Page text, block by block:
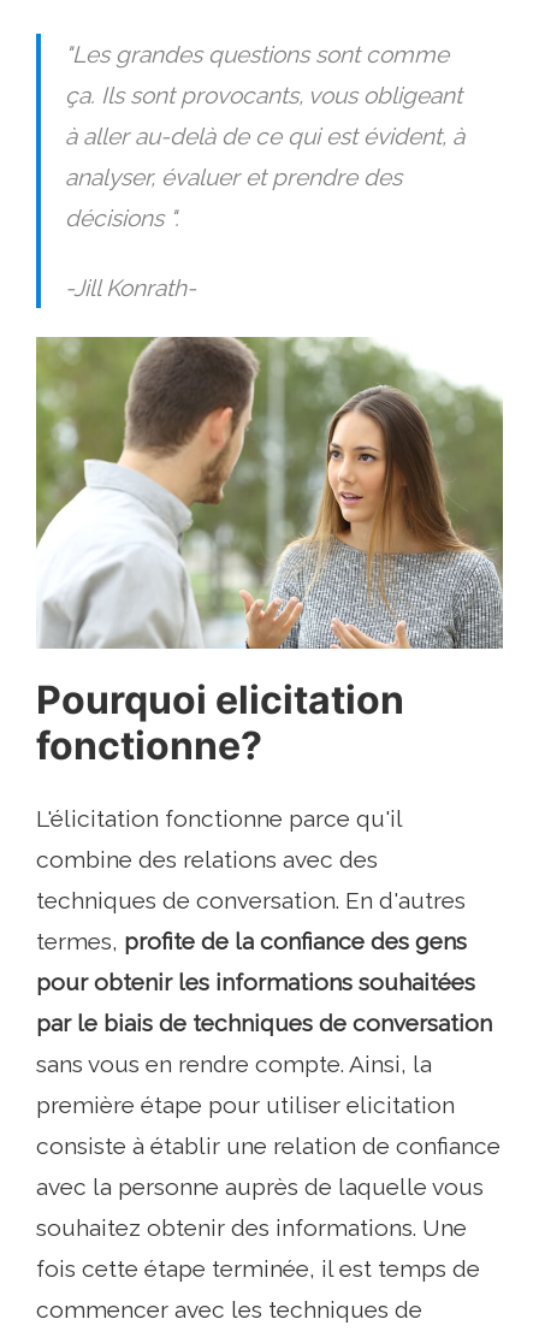
"Les grandes questions sont comme
ça. Ils sont provocants, vous obligeant
à aller au-delà de ce qui est évident, à
analyser, évaluer et prendre des
décisions ".
-Jill Konrath-
Pourquoi elicitation
fonctionne?
L'élicitation fonctionne parce qu'il
combine des relations avec des
techniques de conversation. En d'autres
termes, profite de la confiance des gens
pour obtenir les informations souhaitées
par le biais de techniques de conversation
sans vous en rendre compte. Ainsi, la
première étape pour utiliser elicitation
consiste à établir une relation de confiance
avec la personne auprès de laquelle vous
souhaitez obtenir des informations. Une
fois cette étape terminée, il est temps de
commencer avec les techniques de